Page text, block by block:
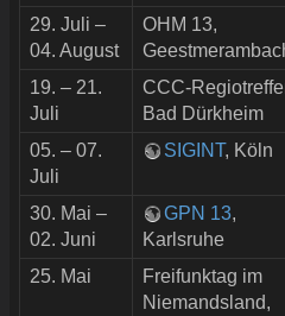
29. Juli –
04. August
OHM 13,
19. – 21.
Juli
CCC-
Bad Dürkheim
05. – 07.
Juli
SIGINT, Köln
30. Mai –
02. Juni
GPN 13,
Karlsruhe
25. Mai
Freifunktag im
Niemandsland,